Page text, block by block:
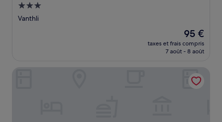
Hébergement
3.0 étoiles
Vanthli
Le
nouveau
prix
de
95 €
95 €
taxes et frais compris
7 août - 8 août